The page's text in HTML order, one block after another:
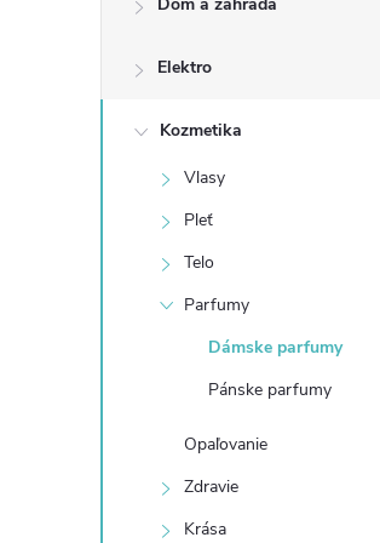
ý
Elektro
Kozmetika
Vlasy
Pleť
Telo
Parfumy
Dámske parfumy
Pánske parfumy
Opaľovanie
Zdravie
Krása